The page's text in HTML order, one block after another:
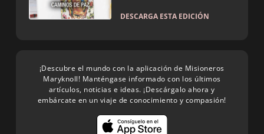
DESCARGA ESTA EDICIÓN
¡Descubre el mundo con la aplicación de Misioneros
Maryknoll! Manténgase informado con los últimos
artículos, noticias e ideas. ¡Descárgalo ahora y
embárcate en un viaje de conocimiento y compasión!